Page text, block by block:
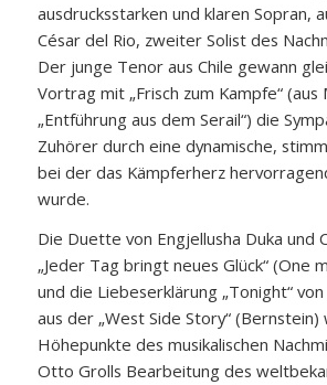
ausdrucksstarken und klaren Sopran,
César del Rio, zweiter Solist des
Der junge Tenor aus Chile gewann
Vortrag mit „Frisch zum Kampfe“ (aus
„Entführung aus dem Serail“) die
Zuhörer durch eine dynamische,
bei der das Kämpferherz
wurde.
Die Duette von Engjellusha Duka und
„Jeder Tag bringt neues Glück“ (One
und die Liebeserklärung „Tonight“
aus der „West Side Story“
Höhepunkte des musikalischen
Otto Grolls Bearbeitung des